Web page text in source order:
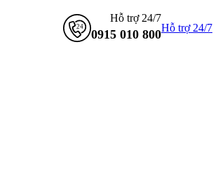
Hỗ trợ 24/7
0915 010 800Hỗ trợ 24/7